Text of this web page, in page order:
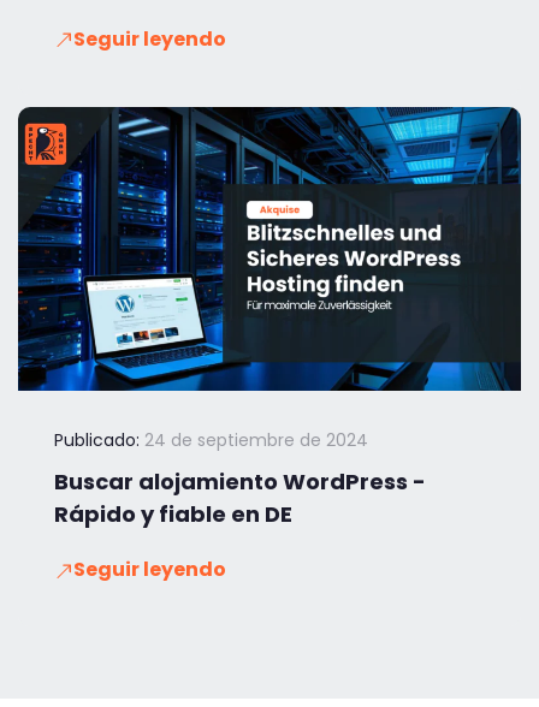
Seguir leyendo
Publicado: 24 de septiembre de 2024
Buscar alojamiento WordPress -
Rápido y fiable en DE
Seguir leyendo